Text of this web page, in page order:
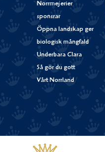
Norrmejerier
sponsrar
Öppna landskap ger
biologisk mångfald
Underbara Clara
Så gör du gott
Vårt Norrland